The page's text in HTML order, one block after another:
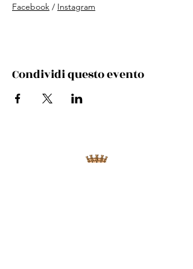
Facebook / Instagram
Condividi questo evento